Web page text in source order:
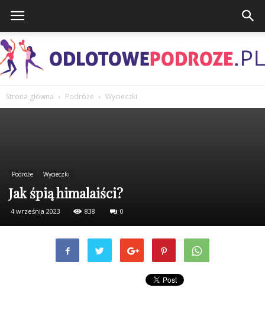
Strona główna Podróże Wycieczki
Podróże Wycieczki
Jak śpią himalaiści?
4 września 2023 838 0